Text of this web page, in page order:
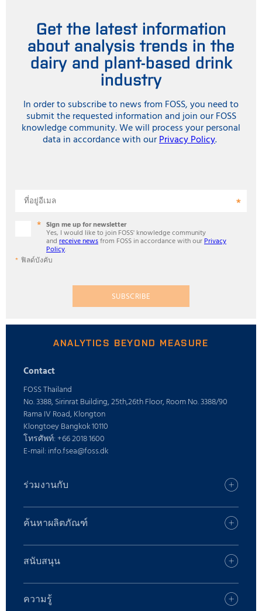
Get the latest information
about analysis trends in the
dairy and plant-based drink
industry
In order to subscribe to news from FOSS, you need to
submit the requested information and join our FOSS
knowledge community. We will process your personal
data in accordance with ourPrivacy Policy.
ที่อยู่อีเมล
Sign me up for newsletter
Yes, I would like to join FOSS' knowledge community
and receive newsfrom FOSS in accordance with ourPrivacy
Policy.
ฟิลด์บังคับ
SUBSCRIBE
ANALYTICS BEYOND MEASURE
Contact
FOSS Thailand
No. 3388, Sirinrat Building, 25th,26th Floor, Room No. 3388/90
Rama IV Road, Klongton
Klongtoey Bangkok 10110
โทรศัพท์: +66 2018 1600
E-mail: info.fsea@foss.dk
ร่วมงานกับ
อาชีพ
ค้นหาสำนักงาน FOSS ของคุณ
ตำแหน่งงาน
รู้จัก FOSS
ค้นหาผลิตภัณฑ์
ค้นหาผลิตภัณฑ์
บริการดิจิตอล
อาหารสัตว์และอาหารสัตว์
ห้องปฏิบัติการ
สนับสนุน
โซลูชั่นการดูแล
ข้อเสนอแนะและการร้องเรียน
ความรู้